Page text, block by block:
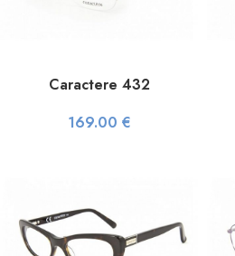
Caractere 432
169.00 €